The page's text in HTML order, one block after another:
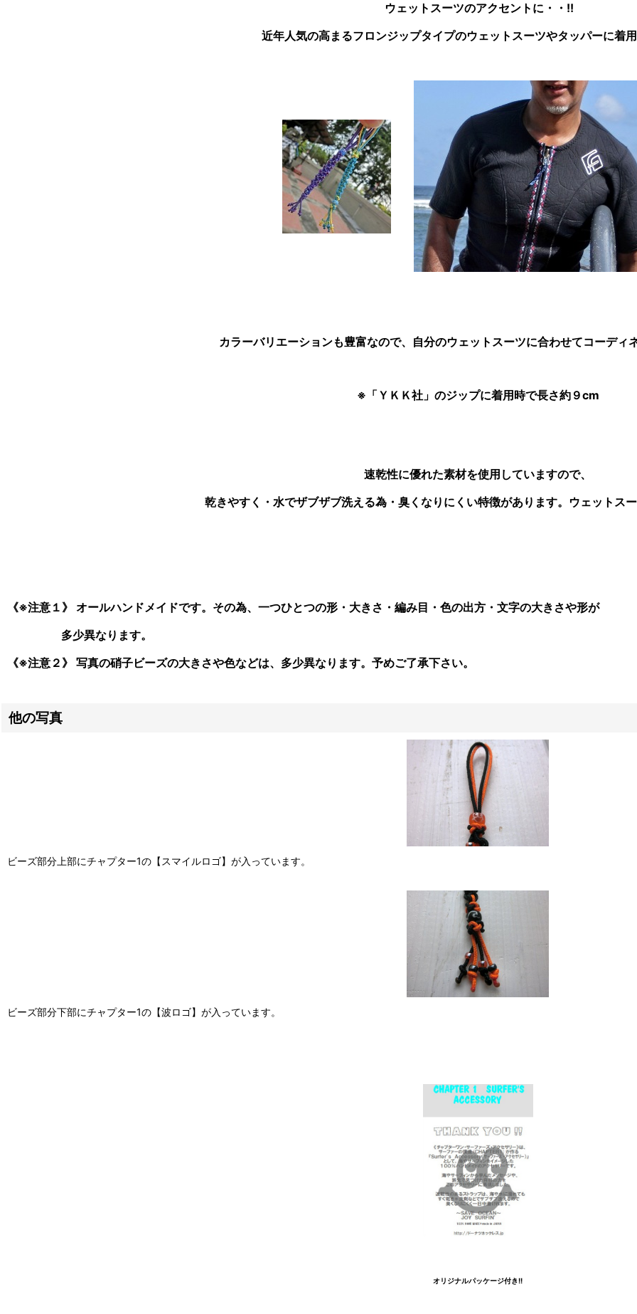
ウェットスーツのアクセントに・・!!
近年人気の高まるフロンジップタイプのウェットスーツやタッパーに着用
カラーバリエーションも豊富なので、自分のウェットスーツに合わせてコーディ
※「ＹＫＫ社」のジップに着用時で長さ約９cm
速乾性に優れた素材を使用していますので、
乾きやすく・水でザブザブ洗える為・臭くなりにくい特徴があります。ウェットスー
《※注意１》 オールハンドメイドです。その為、一つひとつの形・大きさ・編み目・色の出方・文字の大きさや形が
多少異なります。
《※注意２》 写真の硝子ビーズの大きさや色などは、多少異なります。予めご了承下さい。
他の写真
ビーズ部分上部にチャプター1の【スマイルロゴ】が入っています。
ビーズ部分下部にチャプター1の【波ロゴ】が入っています。
オリジナルパッケージ付き!!